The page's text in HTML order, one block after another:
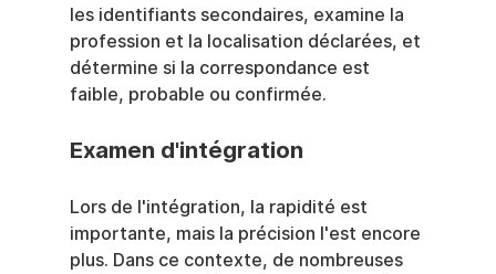
les identifiants secondaires, examine la
profession et la localisation déclarées, et
détermine si la correspondance est
faible, probable ou confirmée.
Examen d'intégration
Lors de l'intégration, la rapidité est
importante, mais la précision l'est encore
plus. Dans ce contexte, de nombreuses